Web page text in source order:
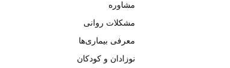
مشاوره
مشکلات روانی
معرفی بیماری‌ها
نوزادان و کودکان